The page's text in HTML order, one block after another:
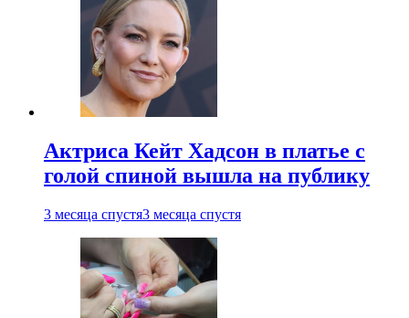
Актриса Кейт Хадсон в платье с
голой спиной вышла на публику
3 месяца спустя3 месяца спустя